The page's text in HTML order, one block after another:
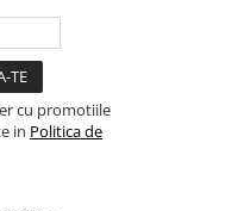
cu promotiile
in Politica de